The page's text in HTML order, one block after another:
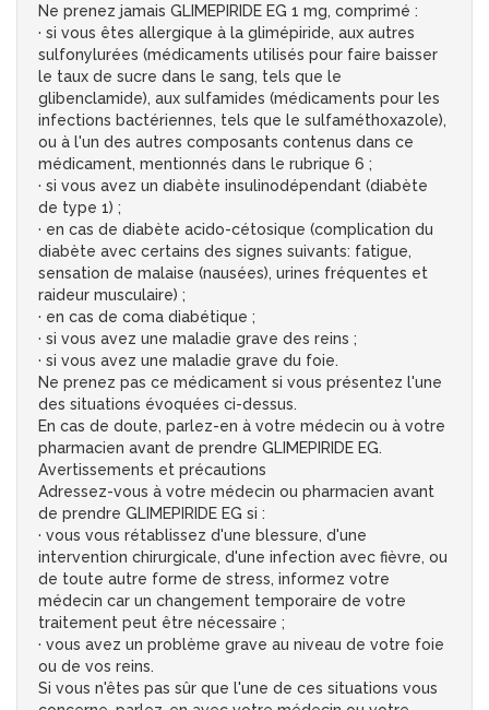
Ne prenez jamais GLIMEPIRIDE EG 1 mg, comprimé :
· si vous êtes allergique à la glimépiride, aux autres
sulfonylurées (médicaments utilisés pour faire baisser
le taux de sucre dans le sang, tels que le
glibenclamide), aux sulfamides (médicaments pour les
infections bactériennes, tels que le sulfaméthoxazole),
ou à l'un des autres composants contenus dans ce
médicament, mentionnés dans le rubrique 6 ;
· si vous avez un diabète insulinodépendant (diabète
de type 1) ;
· en cas de diabète acido-cétosique (complication du
diabète avec certains des signes suivants: fatigue,
sensation de malaise (nausées), urines fréquentes et
raideur musculaire) ;
· en cas de coma diabétique ;
· si vous avez une maladie grave des reins ;
· si vous avez une maladie grave du foie.
Ne prenez pas ce médicament si vous présentez l'une
des situations évoquées ci-dessus.
En cas de doute, parlez-en à votre médecin ou à votre
pharmacien avant de prendre GLIMEPIRIDE EG.
Avertissements et précautions
Adressez-vous à votre médecin ou pharmacien avant
de prendre GLIMEPIRIDE EG si :
· vous vous rétablissez d'une blessure, d'une
intervention chirurgicale, d'une infection avec fièvre, ou
de toute autre forme de stress, informez votre
médecin car un changement temporaire de votre
traitement peut être nécessaire ;
· vous avez un problème grave au niveau de votre foie
ou de vos reins.
Si vous n'êtes pas sûr que l'une de ces situations vous